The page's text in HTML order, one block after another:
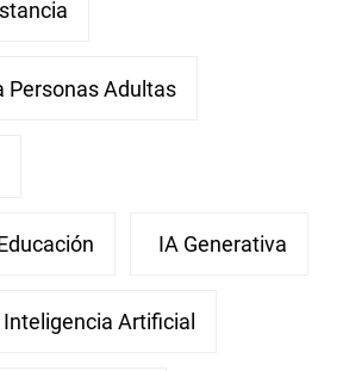
Personas Adultas
IA Generativa
Inteligencia Artificial